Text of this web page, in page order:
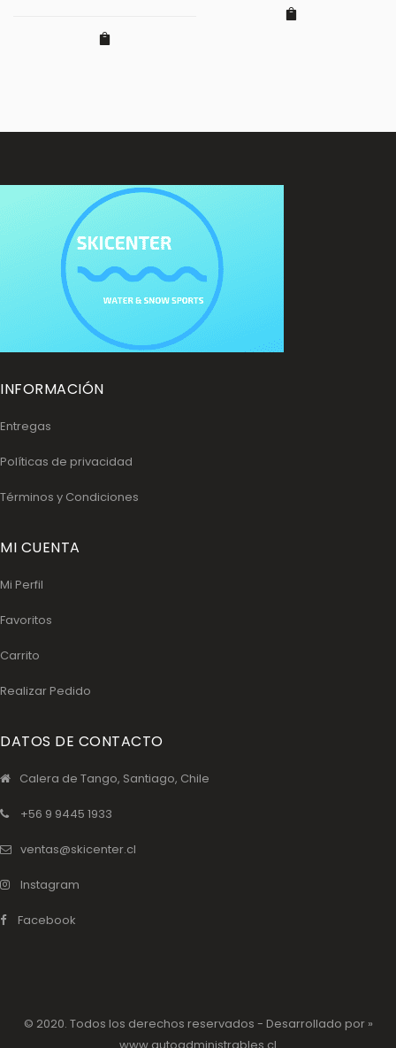
INFORMACIÓN
Entregas
Políticas de privacidad
Términos y Condiciones
MI CUENTA
Mi Perfil
Favoritos
Carrito
Realizar Pedido
DATOS DE CONTACTO
Calera de Tango, Santiago, Chile
+56 9 9445 1933
ventas@skicenter.cl
Instagram
Facebook
© 2020. Todos los derechos reservados - Desarrollado por »
www.autoadministrables.cl